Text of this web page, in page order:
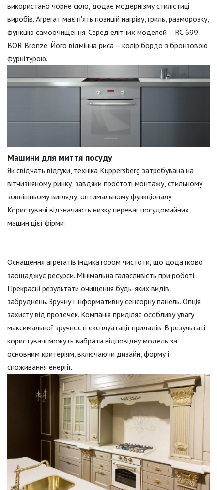
використано чорне скло, додає модернізму стилістиці
виробів. Агрегат має п'ять позицій нагріву, гриль, разморозку,
функцію самоочищення. Серед елітних моделей – RC 699
BOR Bronze. Його відмінна риса – колір бордо з бронзовою
фурнітурою.
Машини для миття посуду
Як свідчать відгуки, техніка Kuppersberg затребувана на
вітчизняному ринку, завдяки простоті монтажу, стильному
зовнішньому вигляду, оптимальному функціоналу.
Користувачі відзначають низку переваг посудомийних
машин цієї фірми:
Оснащення агрегатів індикатором чистоти, що додатково
заощаджує ресурси. Мінімальна галасливість при роботі.
Прекрасні результати очищення будь-яких видів
забруднень. Зручну і інформативну сенсорну панель. Опція
захисту від протечек. Компанія приділяє особливу увагу
максимальної зручності експлуатації приладів. В результаті
користувачі можуть вибрати відповідну модель за
основним критеріям, включаючи дизайн, форму і
споживання енергії.